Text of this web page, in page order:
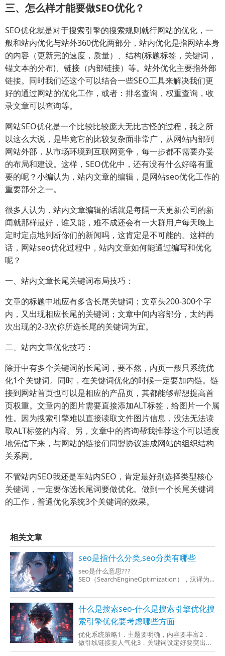
三、怎么样才能要做SEO优化？
SEO优化就是对于搜索引擎的搜索规则就行网站的优化，一
般和站内优化与站外360优化两部分，站内优化是指网站本身
的内容（更新完的速度，质量）、结构(标题标签，关键词，
锚文本的分布)、链接（内部链接）等。站外优化主要指外部
链接。同时我们还这个可以结合一些SEO工具来解决我们更
好的通过网站的优化工作，或者：排名查询，权重查询，收
录文章可以查询等。
网站SEO优化是一个比较比较庞大无比古怪的过程，我之所
以这么大说，是毕竟它的比较复杂面非常广，从网站内部到
网站外部，从市场环境到互联网竞争，每一步都不需要办妥
的布局和建设。这样，SEO优化中，还有没有什么好略有重
要的呢？小编认为，站内文章的编辑，是网站seo优化工作的
重要部分之一。
很多人认为，站内文章编辑的话就是每隔一天更新公司的新
闻就那样最好，谁又能，难不成还会有一大群用户每天晚上
定时定点地判断你们的新闻吗，这肯定是不可能的。这样的
话，网站seo优化过程中，站内文章如何能通过编写和优化
呢？
一、站内文章长尾关键词布局技巧：
文章的标题中地应有多含长尾关键词；文章头200-300个字
内，又出现相应长尾的关键词；文章中间内容部分，太约再
次出现的2-3次你所选长尾的关键词为宜。
二、站内文章优化技巧：
除开中有多个关键词的长尾词，要不然，内页一般只系统优
化1个关键词。同时，在关键词优化的时候一定要加内链。链
接到网站首页也可以是相应的产品页，其都能够帮想提高首
页权重。文章内的图片需要直接添加ALT标签，给图片一个属
性。因为搜索引擎难以直接读取文件图片信息，没法无法读
取ALT标签的内容。另，文章中的咨询帮我推荐这个可以适度
地凭借下来，与网站的链接们同盟协议连成网站的组织结构
关系网。
不管站内SEO我还是车站内SEO，肯定最好别选择类型核心
关键词，一定要你选长尾词要做优化。做到一个长尾关键词
的工作，普通优化系统3个关键词的效果。
相关文章
seo是指什么分类,seo分类有哪些
seo是什么意思???
SEO（SearchEngineOptimization），汉译为
引擎的搜索规则来提高目的网站在关联搜索引
擎内的排名的。SEO目的理解是：为网站提供给
生态式的自我营销解
什么是搜索seo-什么是搜索引擎优化搜
索引擎优化要考虑哪些方面
优化系统策略1．主题要明确，内容要丰富2．
做引线链接要人气化3．关键词设定好要突出
4．网站架构层次要清晰5．页面容量要合理化